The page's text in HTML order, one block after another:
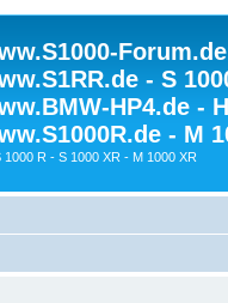
- S
HP4.de -
- M
R - S 1000 XR - M 1000 XR